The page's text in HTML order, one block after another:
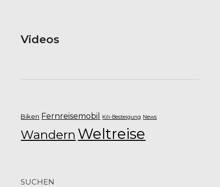
Videos
Biken Fernreisemobil Kili-Besteigung News
Wandern Weltreise
SUCHEN